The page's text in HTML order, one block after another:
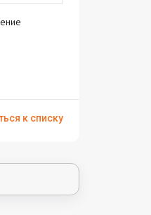
к списку